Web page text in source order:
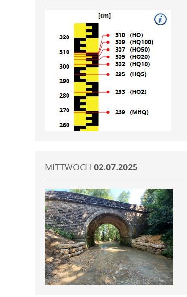
MITTWOCH 02.07.2025